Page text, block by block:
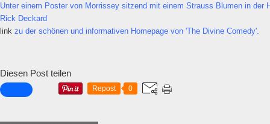
Unter einem Poster von Morrissey sitzend mit einem Strauss Blumen in der
Rick Deckard
link zu der schönen und informativen Homepage von 'The Divine Comedy'.
Diesen Post teilen
Repost 0